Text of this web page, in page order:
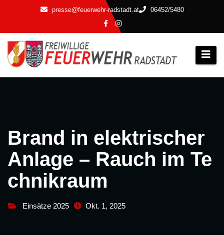
springen
presse@feuerwehr-radstadt.at 06452/5480
Brand in elektrischer
Anlage – Rauch im Te
chnikraum
Einsätze 2025 Okt. 1, 2025